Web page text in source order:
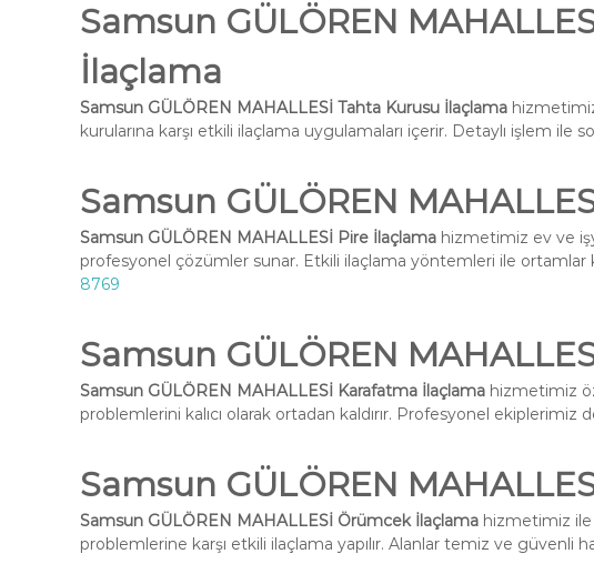
Samsun GÜLÖREN
İlaçlama
Samsun GÜLÖREN MAHALLESİ Tahta Kurusu İlaçlama
kurularına karşı etkili ilaçlama uygulamaları içerir. Detaylı işlem ile
Samsun GÜLÖREN
Samsun GÜLÖREN MAHALLESİ Pire İlaçlama hizmetimiz ev ve
profesyonel çözümler sunar. Etkili ilaçlama yöntemleri ile ortamlar
8769
Samsun GÜLÖREN
Samsun GÜLÖREN MAHALLESİ Karafatma İlaçlama hizmetimiz
problemlerini kalıcı olarak ortadan kaldırır. Profesyonel ekiplerimiz
Samsun GÜLÖREN
Samsun GÜLÖREN MAHALLESİ Örümcek İlaçlama hizmetimiz
problemlerine karşı etkili ilaçlama yapılır. Alanlar temiz ve güvenli